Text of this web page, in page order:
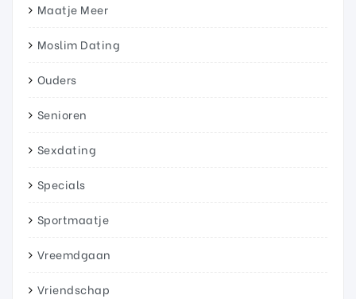
Maatje Meer
Moslim Dating
Ouders
Senioren
Sexdating
Specials
Sportmaatje
Vreemdgaan
Vriendschap